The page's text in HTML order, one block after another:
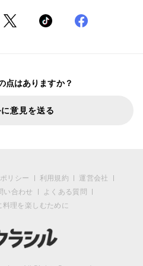
点はありますか？
意見を送る
リシー 利用規約
運営会社
い合わせ
よくある質問
料理を楽しむために